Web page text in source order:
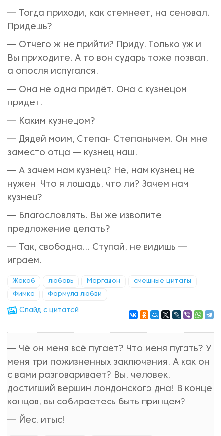
— Тогда приходи, как стемнеет, на сеновал.
Придешь?
— Отчего ж не прийти? Приду. Только уж и
Вы приходите. А то вон сударь тоже позвал,
а опосля испугался.
— Она не одна придёт. Она с кузнецом
придет.
— Каким кузнецом?
— Дядей моим, Степан Степанычем. Он мне
заместо отца — кузнец наш.
— А зачем нам кузнец? Не, нам кузнец не
нужен. Что я лошадь, что ли? Зачем нам
кузнец?
— Благословлять. Вы же изволите
предложение делать?
— Так, свободна... Ступай, не видишь —
играем.
Жакоб любовь Маргадон смешные цитаты
Фимка Формула любви
Cлайд с цитатой
— Чё он меня всё пугает? Что меня пугать? У
меня три пожизненных заключения. А как он
с вами разговаривает? Вы, человек,
достигший вершин лондонского дна! В конце
концов, вы собираетесь быть принцем?
— Йес, итыс!